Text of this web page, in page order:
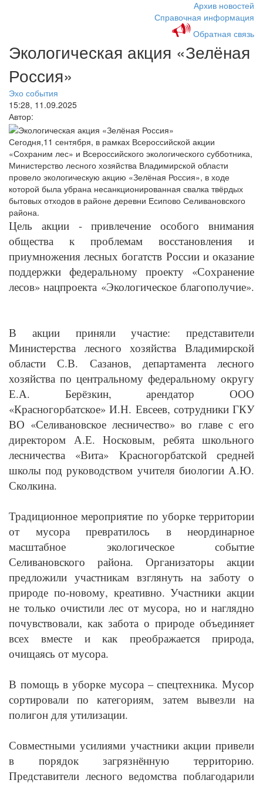
Архив новостей
Справочная информация
Обратная связь
Экологическая акция «Зелёная
Россия»
Эхо события
15:28, 11.09.2025
Автор:
Сегодня,11 сентября, в рамках Всероссийской акции
«Сохраним лес» и Всероссийского экологического субботника,
Министерство лесного хозяйства Владимирской области
провело экологическую акцию «Зелёная Россия», в ходе
которой была убрана несанкционированная свалка твёрдых
бытовых отходов в районе деревни Есипово Селивановского
района.
Цель акции - привлечение особого внимания
общества к проблемам восстановления и
приумножения лесных богатств России и оказание
поддержки федеральному проекту «Сохранение
лесов» нацпроекта «Экологическое благополучие».
В акции приняли участие: представители
Министерства лесного хозяйства Владимирской
области С.В. Сазанов, департамента лесного
хозяйства по центральному федеральному округу
Е.А. Берёзкин, арендатор ООО
«Красногорбатское» И.Н. Евсеев, сотрудники ГКУ
ВО «Селивановское лесничество» во главе с его
директором А.Е. Носковым, ребята школьного
лесничества «Вита» Красногорбатской средней
школы под руководством учителя биологии А.Ю.
Сколкина.
Традиционное мероприятие по уборке территории
от мусора превратилось в неординарное
масштабное экологическое событие
Селивановского района. Организаторы акции
предложили участникам взглянуть на заботу о
природе по-новому, креативно. Участники акции
не только очистили лес от мусора, но и наглядно
почувствовали, как забота о природе объединяет
всех вместе и как преображается природа,
очищаясь от мусора.
В помощь в уборке мусора – спецтехника. Мусор
сортировали по категориям, затем вывезли на
полигон для утилизации.
Совместными усилиями участники акции привели
в порядок загрязнённую территорию.
Представители лесного ведомства поблагодарили